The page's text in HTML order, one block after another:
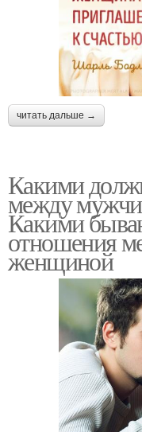
читать дальше →
Какими
между
Какими
отношения
женщиной